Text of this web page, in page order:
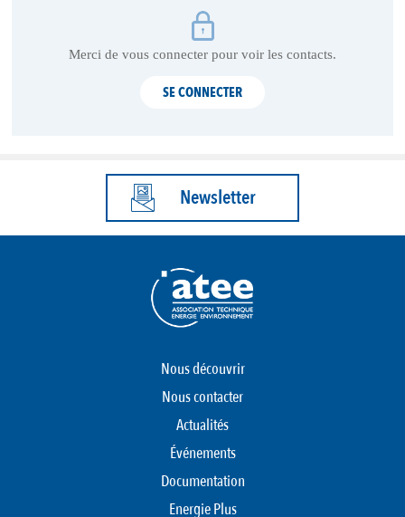
Merci de vous connecter pour voir les contacts.
SE CONNECTER
Newsletter
Nous découvrir
Nous contacter
Actualités
Événements
Documentation
Energie Plus